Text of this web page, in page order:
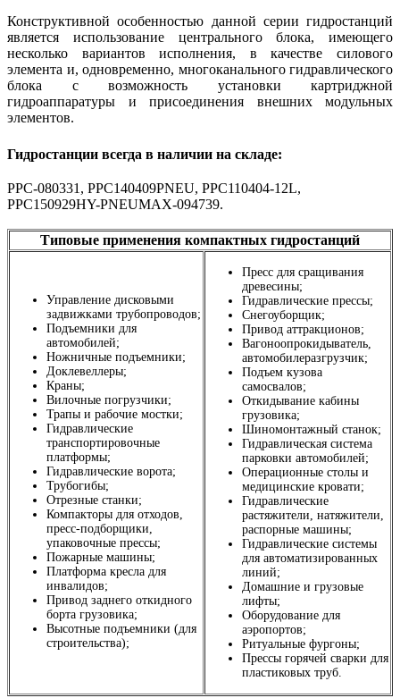
Конструктивной особенностью данной серии гидростанций
является использование центрального блока, имеющего
несколько вариантов исполнения, в качестве силового
элемента и, одновременно, многоканального гидравлического
блока с возможность установки картриджной
гидроаппаратуры и присоединения внешних модульных
элементов.
Гидростанции всегда в наличии на складе:
PPC-080331, PPC140409PNEU, PPC110404-12L,
PPC150929HY-PNEUMAX-094739.
Типовые применения компактных гидростанций
Управление дисковыми
задвижками трубопроводов;
Подъемники для
автомобилей;
Ножничные подъемники;
Доклевеллеры;
Краны;
Вилочные погрузчики;
Трапы и рабочие мостки;
Гидравлические
транспортировочные
платформы;
Гидравлические ворота;
Трубогибы;
Отрезные станки;
Компакторы для отходов,
пресс-подборщики,
упаковочные прессы;
Пожарные машины;
Платформа кресла для
инвалидов;
Привод заднего откидного
борта грузовика;
Высотные подъемники (для
строительства);
Пресс для сращивания
древесины;
Гидравлические прессы;
Снегоуборщик;
Привод аттракционов;
Вагоноопрокидыватель,
автомобилеразгрузчик;
Подъем кузова
самосвалов;
Откидывание кабины
грузовика;
Шиномонтажный станок;
Гидравлическая система
парковки автомобилей;
Операционные столы и
медицинские кровати;
Гидравлические
растяжители, натяжители,
распорные машины;
Гидравлические системы
для автоматизированных
линий;
Домашние и грузовые
лифты;
Оборудование для
аэропортов;
Ритуальные фургоны;
Прессы горячей сварки для
пластиковых труб.